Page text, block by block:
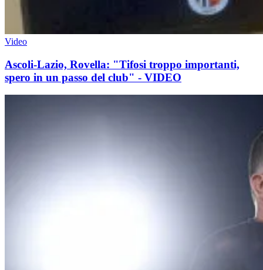
Video
Ascoli-Lazio, Rovella: "Tifosi troppo importanti,
spero in un passo del club" - VIDEO